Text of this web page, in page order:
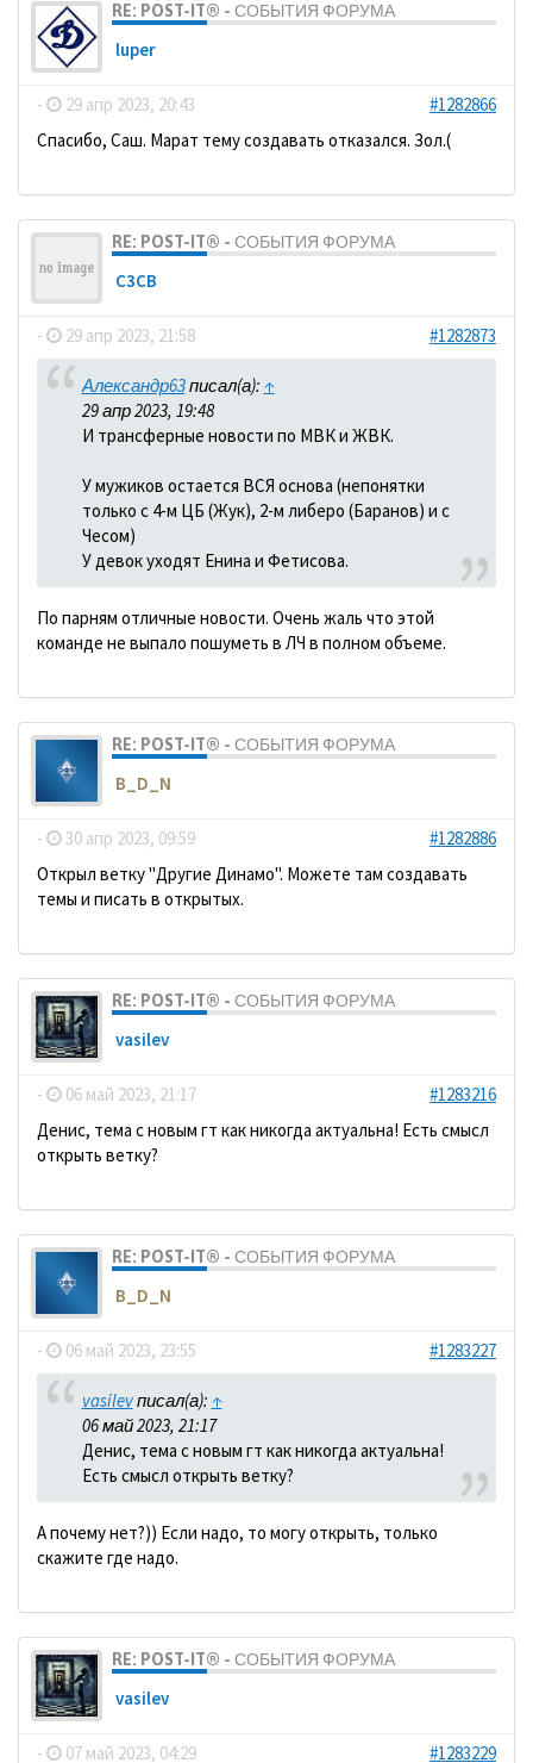
RE: POST-IT® - СОБЫТИЯ ФОРУМА
luper
- 29 апр 2023, 20:43
#1282866
Спасибо, Саш. Марат тему создавать отказался. Зол.(
RE: POST-IT® - СОБЫТИЯ ФОРУМА
C3CB
- 29 апр 2023, 21:58 #1282873
Александр63писал(а): ↑
29 апр 2023, 19:48
И трансферные новости по МВК и ЖВК.
У мужиков остается ВСЯ основа (непонятки
только с 4-м ЦБ (Жук), 2-м либеро (Баранов) и с
Чесом)
У девок уходят Енина и Фетисова.
По парням отличные новости. Очень жаль что этой
команде не выпало пошуметь в ЛЧ в полном объеме.
RE: POST-IT® - СОБЫТИЯ ФОРУМА
B_D_N
- 30 апр 2023, 09:59
#1282886
Открыл ветку "Другие Динамо". Можете там создавать
темы и писать в открытых.
RE: POST-IT® - СОБЫТИЯ ФОРУМА
vasilev
- 06 май 2023, 21:17
#1283216
Денис, тема с новым гт как никогда актуальна! Есть смысл
открыть ветку?
RE: POST-IT® - СОБЫТИЯ ФОРУМА
B_D_N
- 06 май 2023, 23:55 #1283227
vasilevписал(а): ↑
06 май 2023, 21:17
Денис, тема с новым гт как никогда актуальна!
Есть смысл открыть ветку?
А почему нет?)) Если надо, то могу открыть, только
скажите где надо.
RE: POST-IT® - СОБЫТИЯ ФОРУМА
vasilev
- 07 май 2023, 04:29 #1283229